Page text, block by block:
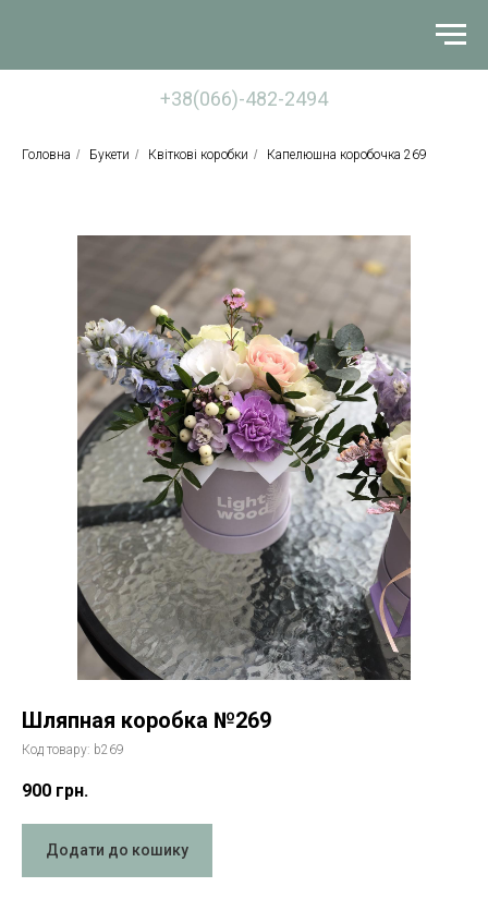
+38(066)-482-2494
Головна / Букети / Квіткові коробки / Капелюшна коробочка 269
Шляпная коробка №269
Код товару: b269
900 грн.
Додати до кошику